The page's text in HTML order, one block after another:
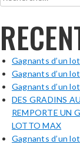
Gagnants d’un
Gagnants d’un
Gagnants d’un
DES GRADINS
REMPORTE UN
LOTTO MAX
Gagnants d’un